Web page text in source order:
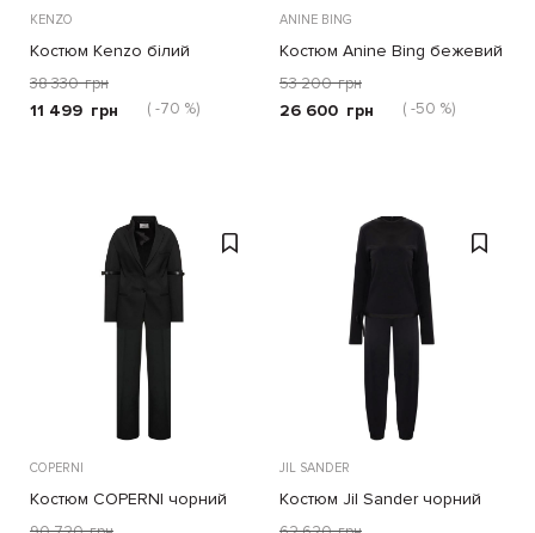
KENZO
Костюм Kenzo білий
38 330 грн
11 499 грн ( -70 %)
ANINE BING
Костюм Anine Bing бежевий
53 200 грн
26 600 грн ( -50 %)
COPERNI
Костюм COPERNI чорний
JIL SANDER
Костюм Jil Sander чорний